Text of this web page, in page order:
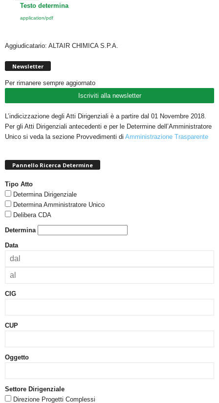
Testo determina
application/pdf
Aggiudicatario: ALTAIR CHIMICA S.P.A.
Newsletter
Per rimanere sempre aggiornato
Iscriviti alla newsletter
L’indicizzazione degli Atti Dirigenziali è a partire dal 01 Novembre 2018.
Per gli Atti Dirigenziali antecedenti e per le Determine dell’Amministratore
Unico si veda la sezione Provvedimenti di Amministrazione Trasparente
Pannello Ricerca Determine
Tipo Atto
Determina Dirigenziale
Determina Amministratore Unico
Delibera CDA
Determina
Data
CIG
CUP
Oggetto
Settore Dirigenziale
Direzione Progetti Complessi